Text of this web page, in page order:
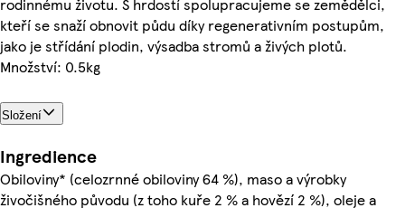
kteří se snaží obnovit půdu díky regenerativním postupům,
jako je střídání plodin, výsadba stromů a živých plotů.
Množství: 0.5kg
Složení
Ingredience
Obiloviny* (celozrnné obiloviny 64 %), maso a výrobky
živočišného původu (z toho kuře 2 % a hovězí 2 %), oleje a